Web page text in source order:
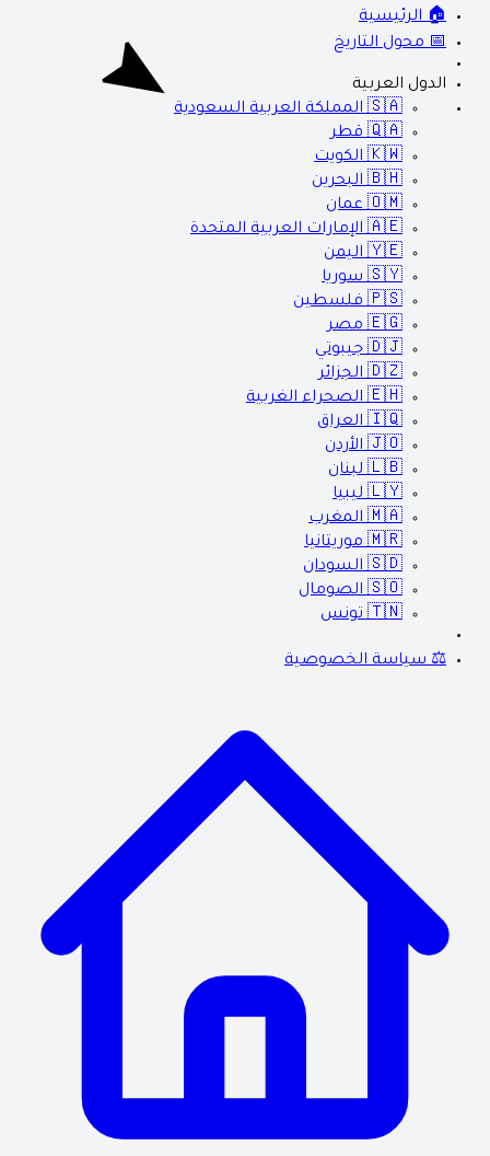
🏠 الرئيسية
📅 محول التاريخ
الدول العربية
🇸🇦 المملكة العربية السعودية
🇶🇦 قطر
🇰🇼 الكويت
🇧🇭 البحرين
🇴🇲 عمان
🇦🇪 الإمارات العربية المتحدة
🇾🇪 اليمن
🇸🇾 سوريا
🇵🇸 فلسطين
🇪🇬 مصر
🇩🇯 جيبوتي
🇩🇿 الجزائر
🇪🇭 الصحراء الغربية
🇮🇶 العراق
🇯🇴 الأردن
🇱🇧 لبنان
🇱🇾 ليبيا
🇲🇦 المغرب
🇲🇷 موريتانيا
🇸🇩 السودان
🇸🇴 الصومال
🇹🇳 تونس
⚖️ سياسة الخصوصية